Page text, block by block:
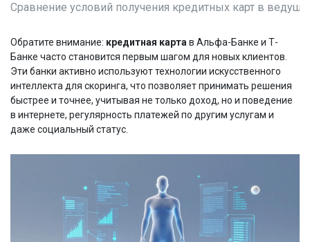
Сравнение условий получения кредитных карт в
Обратите внимание: кредитная карта в Альфа-Банке и Т-
Банке часто становится первым шагом для новых клиентов.
Эти банки активно используют технологии искусственного
интеллекта для скоринга, что позволяет принимать решения
быстрее и точнее, учитывая не только доход, но и поведение
в интернете, регулярность платежей по другим услугам и
даже социальный статус.